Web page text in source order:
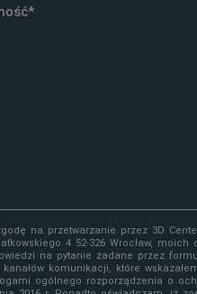
na przetwarzanie przez 3D
4 52-326 Wrocław,
na pytanie zadane przez
komunikacji, które
ogólnego rozporządzenia o